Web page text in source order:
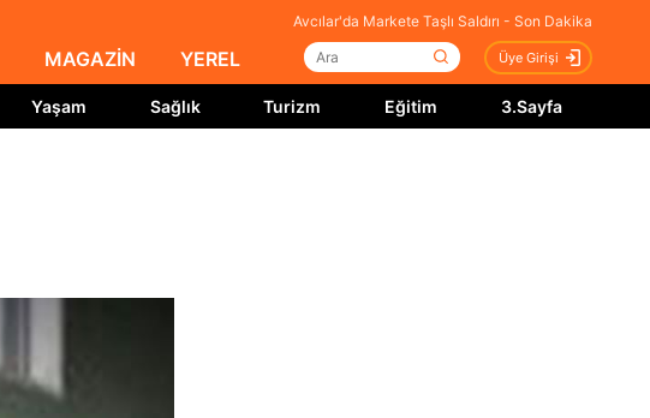
Avcılar'da Markete Taşlı Saldırı - Son Dakika
MAGAZİN YEREL Üye Girişi
Yaşam Sağlık Turizm Eğitim 3.Sayfa